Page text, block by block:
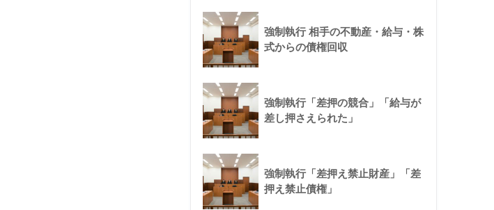
強制執行 相手の不動産・給与・株
式からの債権回収
強制執行「差押の競合」「給与が
差し押さえられた」
強制執行「差押え禁止財産」「差
押え禁止債権」